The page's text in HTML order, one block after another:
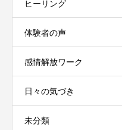
ヒーリング
体験者の声
感情解放ワーク
日々の気づき
未分類